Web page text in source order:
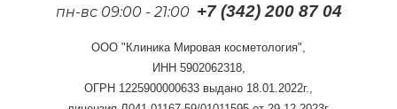
пн-вс 09:00 - 21:00 +7 (342) 200 87 04
ООО "Клиника Мировая косметология",
ИНН 5902062318,
ОГРН 1225900000633 выдано 18.01.2022г.,